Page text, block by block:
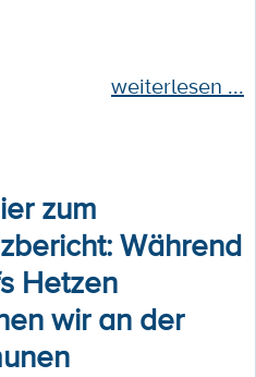
weiterlesen ...
zum
Während
Hetzen
wir an der